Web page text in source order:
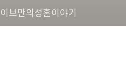
이브만의성혼이야기